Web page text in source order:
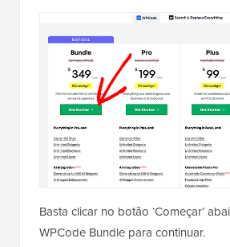
Basta clicar no botão ‘Começar’
WPCode Bundle para continuar.